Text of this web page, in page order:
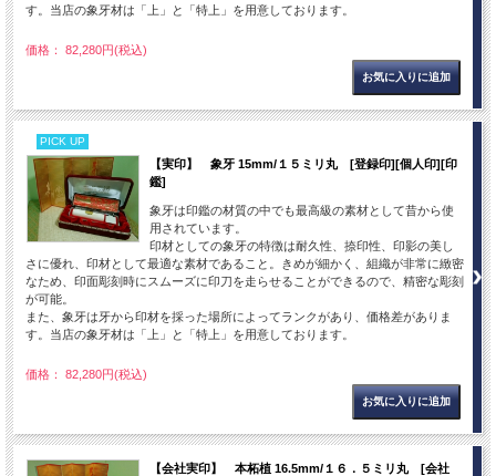
す。当店の象牙材は「上」と「特上」を用意しております。
価格： 82,280円(税込)
PICK UP
【実印】 象牙 15mm/１５ミリ丸 [登録印][個人印][印
鑑]
象牙は印鑑の材質の中でも最高級の素材として昔から使
用されています。
印材としての象牙の特徴は耐久性、捺印性、印影の美し
さに優れ、印材として最適な素材であること。きめが細かく、組織が非常に緻密
なため、印面彫刻時にスムーズに印刀を走らせることができるので、精密な彫刻
が可能。
また、象牙は牙から印材を採った場所によってランクがあり、価格差がありま
す。当店の象牙材は「上」と「特上」を用意しております。
価格： 82,280円(税込)
【会社実印】 本柘植 16.5mm/１６．５ミリ丸 [会社